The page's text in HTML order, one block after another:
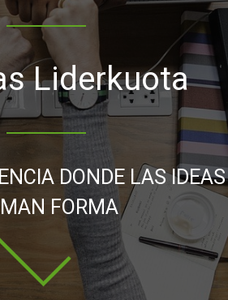
Liderkuota
DONDE LAS IDEAS
FORMA